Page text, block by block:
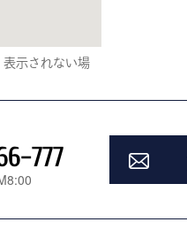
示されない場
777